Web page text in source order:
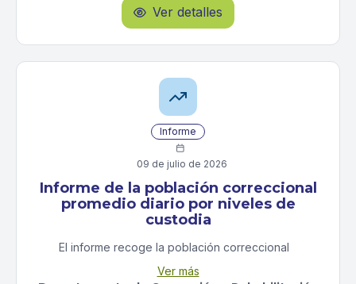
 Ver detalles
Informe

09 de julio de 2026
Informe de la población correccional
promedio diario por niveles de
custodia
El informe recoge la población correccional
niveles de custodia. Además, se agrupa en sumariada
Ver más